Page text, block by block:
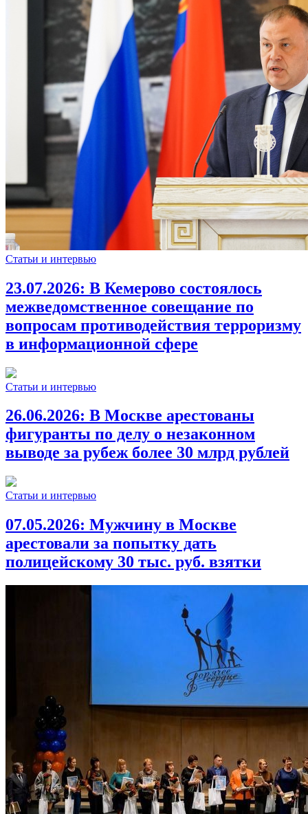
Статьи и интервью
23.07.2026: В Кемерово состоялось
межведомственное совещание по
вопросам противодействия терроризму
в информационной сфере
Статьи и интервью
26.06.2026: В Москве арестованы
фигуранты по делу о незаконном
выводе за рубеж более 30 млрд рублей
Статьи и интервью
07.05.2026: Мужчину в Москве
арестовали за попытку дать
полицейскому 30 тыс. руб. взятки